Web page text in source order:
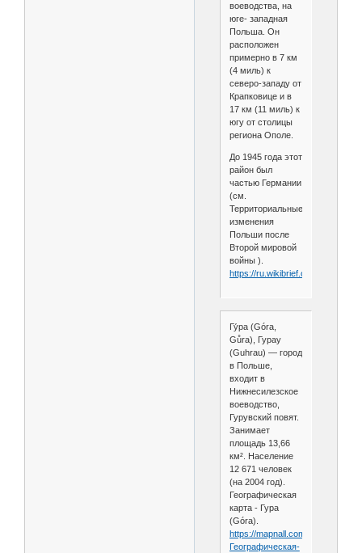
воеводства, на
юге- западная
Польша. Он
расположен
примерно в 7 км
(4 миль) к
северо-западу от
Крапковице и в
17 км (11 миль) к
югу от столицы
региона Ополе.
До 1945 года этот
район был
частью Германии
(см.
Территориальные
изменения
Польши после
Второй мировой
войны ).
https://ru.wikibrief.org/wiki/
Гу́ра (Góra,
Gůra), Гурау
(Guhrau) — город
в Польше,
входит в
Нижнесилезское
воеводство,
Гурувский повят.
Занимает
площадь 13,66
км². Население
12 671 человек
(на 2004 год).
Географическая
карта - Гура
(Góra).
https://mapnall.com/ru/
Географическая-